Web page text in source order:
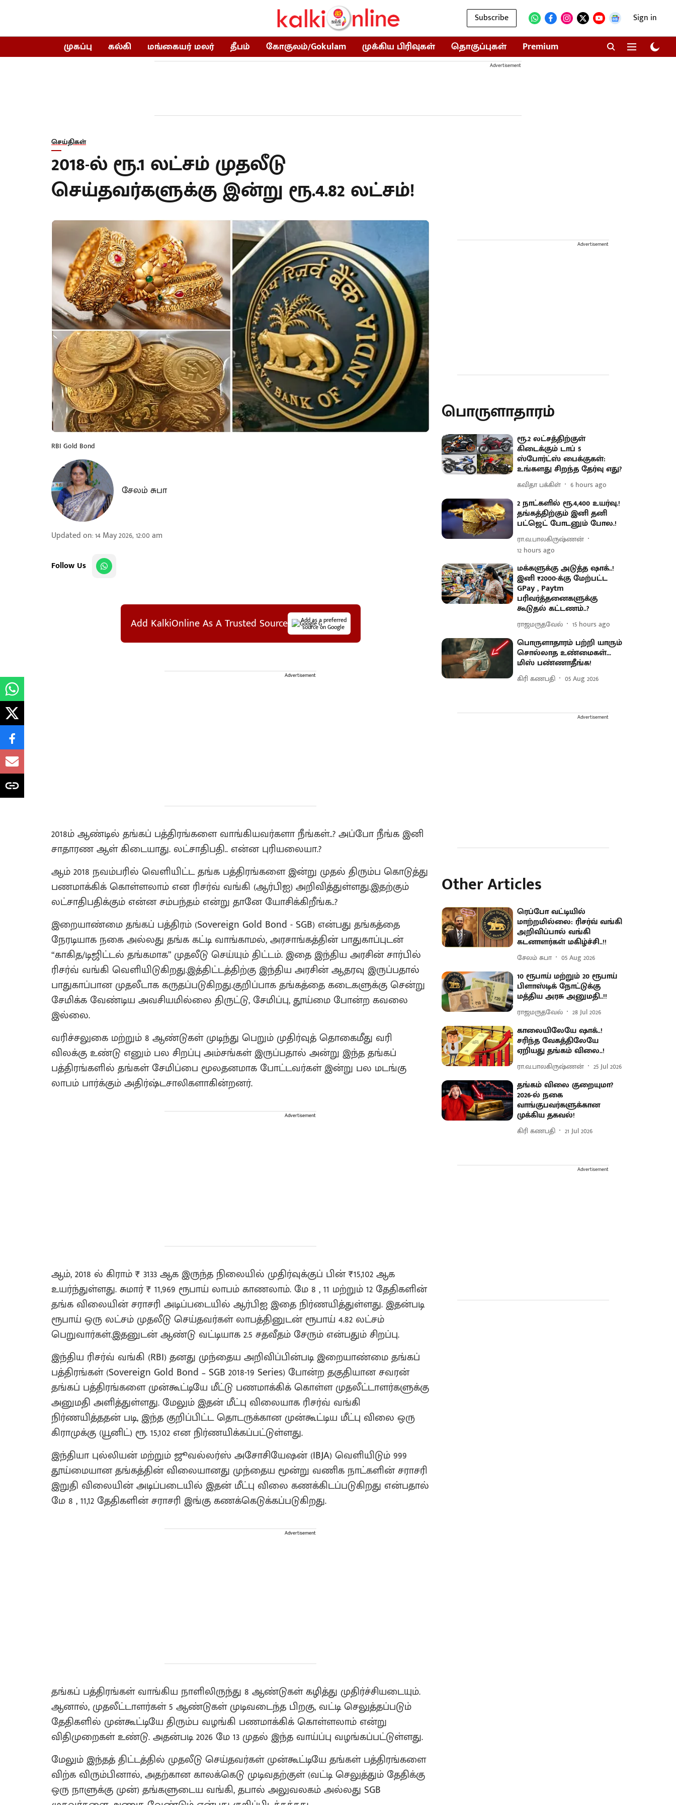
Subscribe Sign in
முகப்பு கல்கி மங்கையர் மலர் தீபம் கோகுலம்/Gokulam முக்கிய பிரிவுகள் தொகுப்புகள் Premium
Advertisement
செய்திகள்
2018-ல் ரூ.1 லட்சம் முதலீடு
செய்தவர்களுக்கு இன்று ரூ.4.82 லட்சம்!
RBI Gold Bond
சேலம் சுபா
Updated on:14 May 2026, 12:00 am
Follow Us
Add KalkiOnline As A Trusted Source Add as a preferred
source on Google
Advertisement
2018ம் ஆண்டில் தங்கப் பத்திரங்களை வாங்கியவர்களா நீங்கள்..? அப்போ நீங்க இனி
சாதாரண ஆள் கிடையாது. லட்சாதிபதி.. என்ன புரியலையா.?
ஆம் 2018 நவம்பரில் வெளியிட்ட தங்க பத்திரங்களை இன்று முதல் திரும்ப கொடுத்து
பணமாக்கிக் கொள்ளலாம் என ரிசர்வ் வங்கி (ஆர்பிஐ) அறிவித்துள்ளது.இதற்கும்
லட்சாதிபதிக்கும் என்ன சம்பந்தம் என்று தானே யோசிக்கிறீங்க..?
இறையாண்மை தங்கப் பத்திரம் (Sovereign Gold Bond - SGB) என்பது தங்கத்தை
நேரடியாக நகை அல்லது தங்க கட்டி வாங்காமல், அரசாங்கத்தின் பாதுகாப்புடன்
“காகித/டிஜிட்டல் தங்கமாக” முதலீடு செய்யும் திட்டம். இதை இந்திய அரசின் சார்பில்
ரிசர்வ் வங்கி வெளியிடுகிறது.இத்திட்டத்திற்கு இந்திய அரசின் ஆதரவு இருப்பதால்
பாதுகாப்பான முதலீடாக கருதப்படுகிறது.குறிப்பாக தங்கத்தை கடைகளுக்கு சென்று
சேமிக்க வேண்டிய அவசியமில்லை திருட்டு, சேமிப்பு, தூய்மை போன்ற கவலை
இல்லை.
வரிச்சலுகை மற்றும் 8 ஆண்டுகள் முடிந்து பெறும் முதிர்வுத் தொகைமீது வரி
விலக்கு உண்டு எனும் பல சிறப்பு அம்சங்கள் இருப்பதால் அன்று இந்த தங்கப்
பத்திரங்களில் தங்கள் சேமிப்பை மூலதனமாக போட்டவர்கள் இன்று பல மடங்கு
லாபம் பார்க்கும் அதிர்ஷ்டசாலிகளாகின்றனர்.
Advertisement
ஆம், 2018 ல் கிராம் ₹ 3133 ஆக இருந்த நிலையில் முதிர்வுக்குப் பின் ₹15,102 ஆக
உயர்ந்துள்ளது. சுமார் ₹ 11,969 ரூபாய் லாபம் காணலாம். மே 8 , 11 மற்றும் 12 தேதிகளின்
தங்க விலையின் சராசரி அடிப்படையில் ஆர்பிஐ இதை நிர்ணயித்துள்ளது. இதன்படி
ரூபாய் ஒரு லட்சம் முதலீடு செய்தவர்கள் லாபத்தினுடன் ரூபாய் 4.82 லட்சம்
பெறுவார்கள்.இதனுடன் ஆண்டு வட்டியாக 2.5 சதவீதம் சேரும் என்பதும் சிறப்பு.
இந்திய ரிசர்வ் வங்கி (RBI) தனது முந்தைய அறிவிப்பின்படி இறையாண்மை தங்கப்
பத்திரங்கள் (Sovereign Gold Bond – SGB 2018-19 Series) போன்ற தகுதியான சவரன்
தங்கப் பத்திரங்களை முன்கூட்டியே மீட்டு பணமாக்கிக் கொள்ள முதலீட்டாளர்களுக்கு
அனுமதி அளித்துள்ளது. மேலும் இதன் மீட்பு விலையாக ரிசர்வ் வங்கி
நிர்ணயித்ததன் படி, இந்த குறிப்பிட்ட தொடருக்கான முன்கூட்டிய மீட்பு விலை ஒரு
கிராமுக்கு (யூனிட்) ரூ. 15,102 என நிர்ணயிக்கப்பட்டுள்ளது.
இந்தியா புல்லியன் மற்றும் ஜூவல்லர்ஸ் அசோசியேஷன் (IBJA) வெளியிடும் 999
தூய்மையான தங்கத்தின் விலையானது முந்தைய மூன்று வணிக நாட்களின் சராசரி
இறுதி விலையின் அடிப்படையில் இதன் மீட்பு விலை கணக்கிடப்படுகிறது என்பதால்
மே 8 , 11,12 தேதிகளின் சராசரி இங்கு கணக்கெடுக்கப்படுகிறது.
Advertisement
தங்கப் பத்திரங்கள் வாங்கிய நாளிலிருந்து 8 ஆண்டுகள் கழித்து முதிர்ச்சியடையும்.
ஆனால், முதலீட்டாளர்கள் 5 ஆண்டுகள் முடிவடைந்த பிறகு, வட்டி செலுத்தப்படும்
தேதிகளில் முன்கூட்டியே திரும்ப வழங்கி பணமாக்கிக் கொள்ளலாம் என்று
விதிமுறைகள் உண்டு. அதன்படி 2026 மே 13 முதல் இந்த வாய்ப்பு வழங்கப்பட்டுள்ளது.
மேலும் இந்தத் திட்டத்தில் முதலீடு செய்தவர்கள் முன்கூட்டியே தங்கள் பத்திரங்களை
விற்க விரும்பினால், அதற்கான காலக்கெடு முடிவதற்குள் (வட்டி செலுத்தும் தேதிக்கு
ஒரு நாளுக்கு முன்) தங்களுடைய வங்கி, தபால் அலுவலகம் அல்லது SGB
Advertisement
பொருளாதாரம்
ரூ.2 லட்சத்திற்குள்
கிடைக்கும் டாப் 5
ஸ்போர்ட்ஸ் பைக்குகள்:
உங்களது சிறந்த தேர்வு எது?
கவிதா பக்கிள் 6 hours ago
2 நாட்களில் ரூ.4,400 உயர்வு.!
தங்கத்திற்கும் இனி தனி
பட்ஜெட் போடனும் போல.!
ரா.வ.பாலகிருஷ்ணன்
12 hours ago
மக்களுக்கு அடுத்த ஷாக்..!
இனி ₹2000-க்கு மேற்பட்ட
GPay , Paytm
பரிவர்த்தனைகளுக்கு
கூடுதல் கட்டணம்..?
ராஜமருதவேல் 15 hours ago
பொருளாதாரம் பற்றி யாரும்
சொல்லாத உண்மைகள்...
மிஸ் பண்ணாதீங்க!
கிரி கணபதி 05 Aug 2026
Advertisement
Other Articles
ரெப்போ வட்டியில்
மாற்றமில்லை: ரிசர்வ் வங்கி
அறிவிப்பால் வங்கி
கடனாளர்கள் மகிழ்ச்சி..!!
சேலம் சுபா 05 Aug 2026
10 ரூபாய் மற்றும் 20 ரூபாய்
பிளாஸ்டிக் நோட்டுக்கு
மத்திய அரசு அனுமதி..!!
ராஜமருதவேல் 28 Jul 2026
காலையிலேயே ஷாக்..!
சரிந்த வேகத்திலேயே
ஏறியது தங்கம் விலை..!
ரா.வ.பாலகிருஷ்ணன் 25 Jul 2026
தங்கம் விலை குறையுமா?
2026-ல் நகை
வாங்குபவர்களுக்கான
முக்கிய தகவல்!
கிரி கணபதி 21 Jul 2026
Advertisement